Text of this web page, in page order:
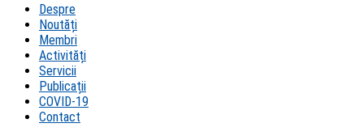
Despre
Noutăți
Membri
Activități
Servicii
Publicații
COVID-19
Contact